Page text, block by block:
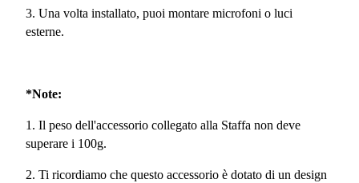
3. Una volta installato, puoi montare microfoni o luci
esterne.
*Note:
1. Il peso dell'accessorio collegato alla Staffa non deve
superare i 100g.
2. Ti ricordiamo che questo accessorio è dotato di un design